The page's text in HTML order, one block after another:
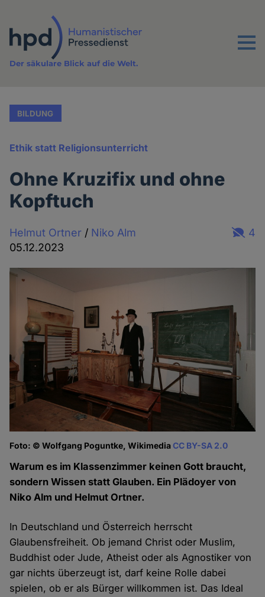
Inhalt
Menu
Der säkulare Blick auf die Welt.
BILDUNG
Ethik statt Religionsunterricht
Ohne Kruzifix und ohne
Kopftuch
Helmut Ortner / Niko Alm
05.12.2023
4
Foto: © Wolfgang Poguntke, WikimediaCC BY-SA 2.0
Warum es im Klassenzimmer keinen Gott braucht,
sondern Wissen statt Glauben. Ein Plädoyer von
Niko Alm und Helmut Ortner.
In Deutschland und Österreich herrscht
Glaubensfreiheit. Ob jemand Christ oder Muslim,
Buddhist oder Jude, Atheist oder als Agnostiker von
gar nichts überzeugt ist, darf keine Rolle dabei
spielen, ob er als Bürger willkommen ist. Das Ideal